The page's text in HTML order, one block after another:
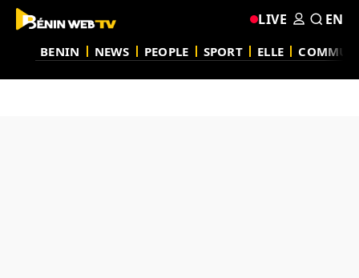
BENIN NEWS PEOPLE SPORT ELLE
LIVE EN